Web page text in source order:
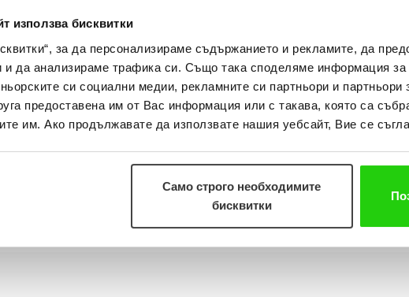
използва бисквитки
за да персонализираме съдържанието и рекламите, да
и да анализираме трафика си. Също така споделяме информация за
си социални медии, рекламните си партньори и
предоставена им от Вас информация или с такава, която са
им. Ако продължавате да използвате нашия уебсайт, Вие се
Само строго необходимите
бисквитки
в двора, парка или офиса.
да се включи в надпреварата, може да го направи лесно и
обади на0700 18 100.Големият късметлия ще стане ясен на
бъде изтеглено името на победителя. Не пропускайте
лято.
и може да спечелите – защотолятото е за игра !